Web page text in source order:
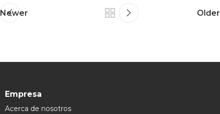
Newer Older
Empresa
Acerca de nosotros